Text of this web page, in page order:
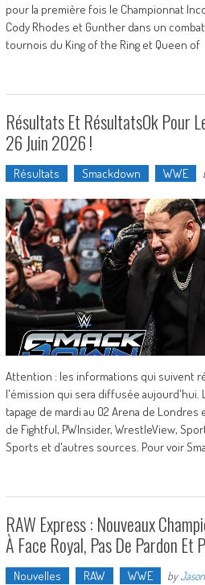
pour la première fois le Championnat
Cody Rhodes et Gunther dans un
tournois du King of the Ring et Queen of
Résultats Et RésultatsOk Pour
26 Juin 2026 !
Résultats Smackdown WWE
Attention : les informations qui suivent
l'émission qui sera diffusée
tapage de mardi au O2 Arena de
de Fightful, PWInsider, WrestleView,
Sports et d'autres sources. Pour voir
RAW Express : Nouveaux
À Face Royal, Pas De Pardon Et
Nouvelles RAW WWE by